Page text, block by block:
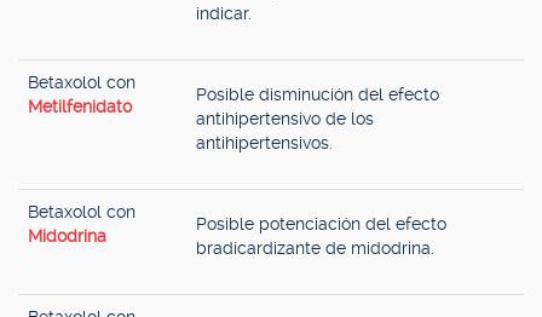
indicar.
Betaxolol con
Metilfenidato
Posible disminución del efecto
antihipertensivo de los
antihipertensivos.
Betaxolol con
Midodrina
Posible potenciación del efecto
bradicardizante de midodrina.